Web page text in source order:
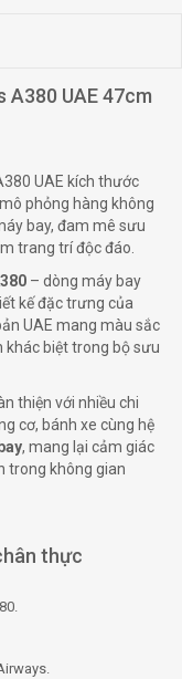
A380 UAE 47cm
UAE kích thước
phỏng hàng không
bay, đam mê sưu
trang trí độc đáo.
– dòng máy bay
kế đặc trưng của
UAE mang màu sắc
khác biệt trong bộ sưu
thiện với nhiều chi
cơ, bánh xe cùng hệ
, mang lại cảm giác
trong không gian
thực